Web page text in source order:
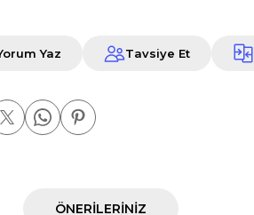
Yaz Tavsiye Et
ÖNERILERINIZ